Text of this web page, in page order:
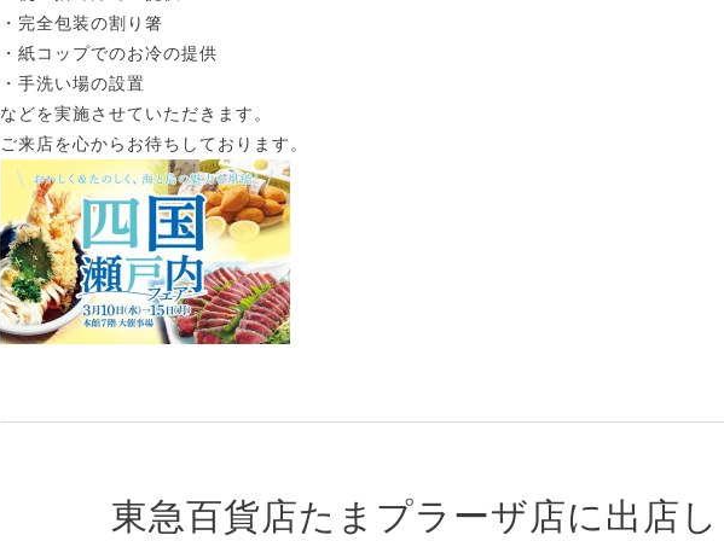
・完全包装の割り箸
・紙コップでのお冷の提供
・手洗い場の設置
などを実施させていただきます。
ご来店を心からお待ちしております。
東急百貨店たまプラーザ店に出店